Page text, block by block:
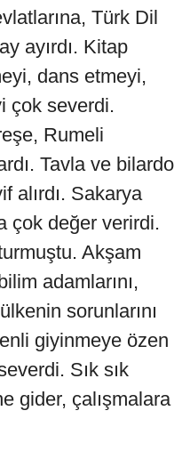
Türk Dil
ayırdı. Kitap
dans etmeyi,
çok severdi.
Rumeli
Tavla ve bilardo
alırdı. Sakarya
çok değer verirdi.
Akşam
adamlarını,
sorunlarını
giyinmeye özen
Sık sık
gider, çalışmalara